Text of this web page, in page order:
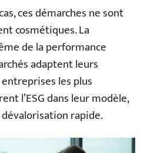
ces démarches ne sont
cosmétiques. La
de la performance
adaptent leurs
les plus
l’ESG dans leur modèle,
rapide.